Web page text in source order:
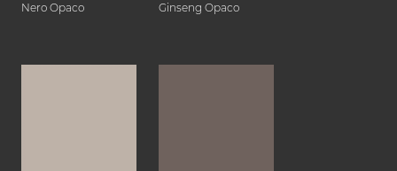
Nero Opaco Ginseng Opaco